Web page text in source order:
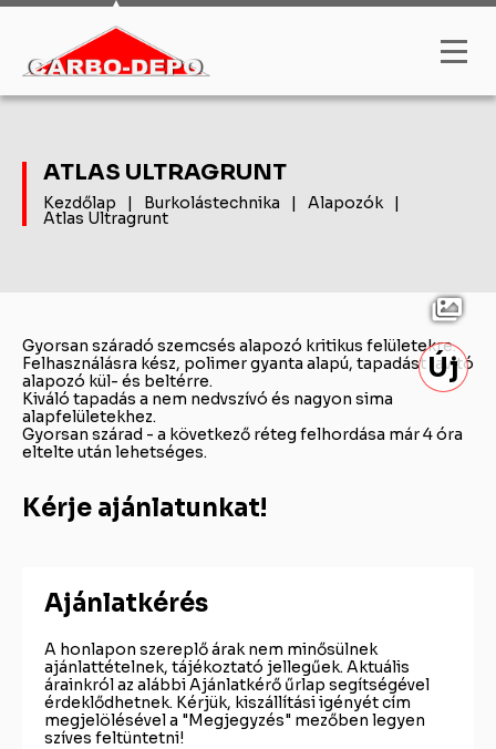
ATLAS ULTRAGRUNT
Kezdőlap | Burkolástechnika | Alapozók |
Atlas Ultragrunt
Új
Gyorsan száradó szemcsés alapozó kritikus felületekre.
Felhasználásra kész, polimer gyanta alapú, tapadást javító
alapozó kül- és beltérre.
Kiváló tapadás a nem nedvszívó és nagyon sima
alapfelületekhez.
Gyorsan szárad - a következő réteg felhordása már 4 óra
eltelte után lehetséges.
Kérje ajánlatunkat!
Ajánlatkérés
A honlapon szereplő árak nem minősülnek
ajánlattételnek, tájékoztató jellegűek. Aktuális
árainkról az alábbi Ajánlatkérő űrlap segítségével
érdeklődhetnek. Kérjük, kiszállítási igényét cím
megjelölésével a "Megjegyzés" mezőben legyen
szíves feltüntetni!